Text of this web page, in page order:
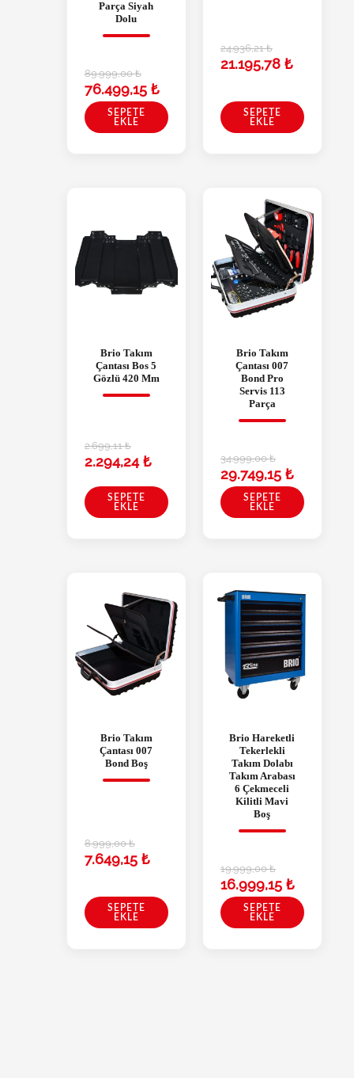
Parça Siyah
Dolu
89.999,00₺
76.499,15 ₺
SEPETE
EKLE
24.936,21₺
21.195,78 ₺
SEPETE
EKLE
Brio Takım
Çantası Bos 5
Gözlü 420 Mm
2.699,11₺
2.294,24₺
SEPETE
EKLE
Brio Takım
Çantası 007
Bond Pro
Servis 113
Parça
34.999,00₺
29.749,15 ₺
SEPETE
EKLE
Brio Takım
Çantası 007
Bond Boş
8.999,00₺
7.649,15 ₺
SEPETE
EKLE
Brio Hareketli
Tekerlekli
Takım Dolabı
Takım Arabası
6 Çekmeceli
Kilitli Mavi
Boş
19.999,00₺
16.999,15 ₺
SEPETE
EKLE